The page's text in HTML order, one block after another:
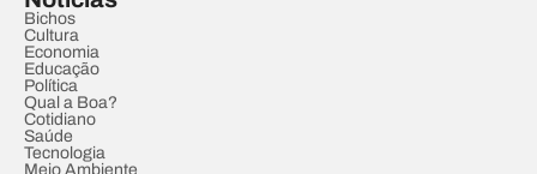
Bichos
Cultura
Economia
Educação
Política
Qual a Boa?
Cotidiano
Saúde
Tecnologia
Meio Ambiente